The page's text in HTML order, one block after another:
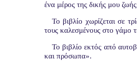
ένα μέρος της δικής μου
Το βιβλίο χωρίζεται σε
τους καλεσμένους στο γάμο
Το βιβλίο εκτός από
και πρόσωπα».